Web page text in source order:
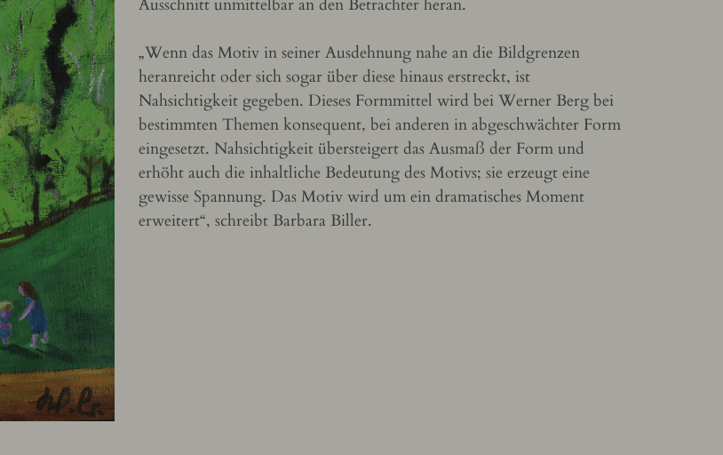
Ausschnitt unmittelbar an den Betrachter heran.
„Wenn das Motiv in seiner Ausdehnung nahe an die Bildgrenzen
heranreicht oder sich sogar über diese hinaus erstreckt, ist
Nahsichtigkeit gegeben. Dieses Formmittel wird bei Werner Berg bei
bestimmten Themen konsequent, bei anderen in abgeschwächter Form
eingesetzt. Nahsichtigkeit übersteigert das Ausmaß der Form und
erhöht auch die inhaltliche Bedeutung des Motivs; sie erzeugt eine
gewisse Spannung. Das Motiv wird um ein dramatisches Moment
erweitert“, schreibt Barbara Biller.